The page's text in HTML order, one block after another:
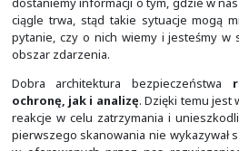
chwili wydał się nieszkodliwy,
zostanie już zatrzymany, a
dostaniemy informacji o tym,
ciągle trwa, stąd takie
pytanie, czy o nich wiemy i
obszar zdarzenia.